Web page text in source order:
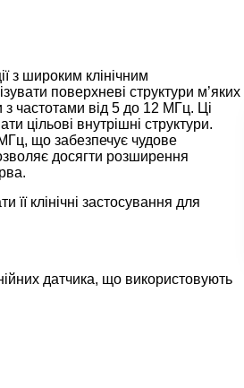
з широким клінічним
поверхневі структури м’яких
частотами від 5 до 12 МГц. Ці
цільові внутрішні структури.
що забезпечує чудове
досягти розширення
клінічні застосування для
датчика, що використовують